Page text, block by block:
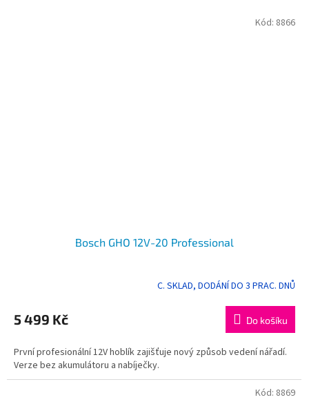
Bosch GHO 12V-20 Professional
C. SKLAD, DODÁNÍ DO 3 PRAC. DNŮ
5 499 Kč Do košíku
První profesionální 12V hoblík zajišťuje nový způsob vedení nářadí.
Verze bez akumulátoru a nabíječky.
Kód: 8866
Kód: 8869